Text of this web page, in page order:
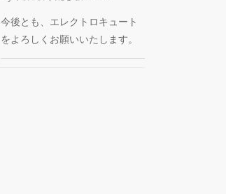
今後とも、エレクトロキュート
をよろしくお願いいたします。